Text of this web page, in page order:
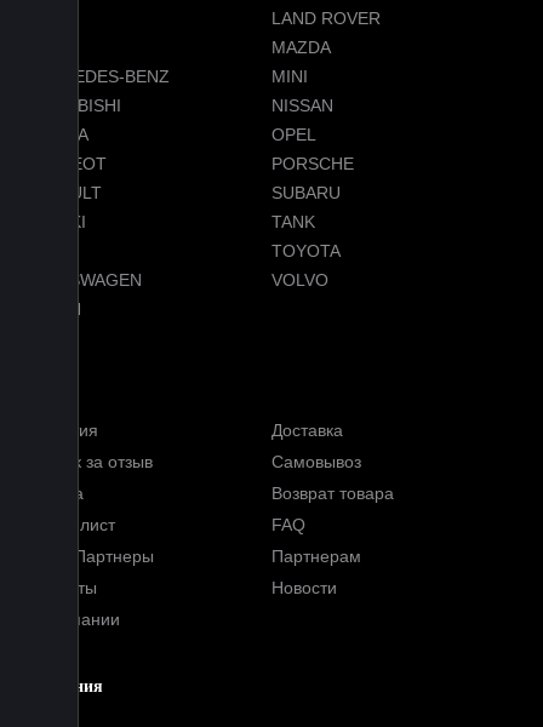
LAND ROVER
MAZDA
MERCEDES-BENZ
MINI
MITSUBISHI
NISSAN
OMODA
OPEL
PEUGEOT
PORSCHE
RENAULT
SUBARU
SUZUKI
TANK
TOYOTA
VOLKSWAGEN
VOLVO
VOYAH
Гарантия
Доставка
Кэшбэк за отзыв
Самовывоз
Оплата
Возврат товара
Прайс-лист
FAQ
Наши Партнеры
Партнерам
Контакты
Новости
О компании
Компания